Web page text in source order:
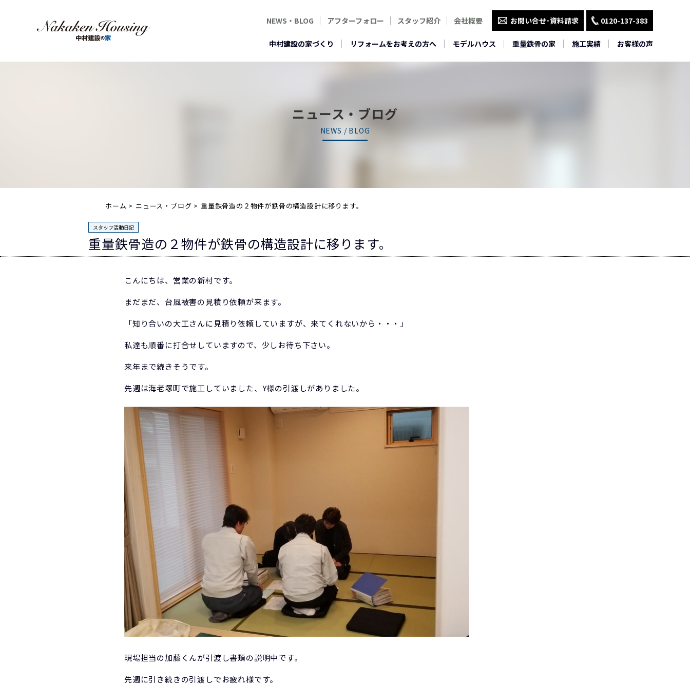
NEWS・BLOG アフターフォロー スタッフ紹介 会社概要 お問い合せ･資料請求 0120-137-383
中村建設の家づくり リフォームをお考えの方へ モデルハウス 重量鉄骨の家 施工実績 お客様の声
ニュース・ブログ
NEWS / BLOG
ホーム ニュース・ブログ 重量鉄骨造の２物件が鉄骨の構造設計に移ります。
スタッフ活動日記
重量鉄骨造の２物件が鉄骨の構造設計に移ります。
こんにちは、営業の新村です。
まだまだ、台風被害の見積り依頼が来ます。
「知り合いの大工さんに見積り依頼していますが、来てくれないから・・・」
私達も順番に打合せしていますので、少しお待ち下さい。
来年まで続きそうです。
先週は海老塚町で施工していました、Y様の引渡しがありました。
現場担当の加藤くんが引渡し書類の説明中です。
先週に引き続きの引渡しでお疲れ様です。